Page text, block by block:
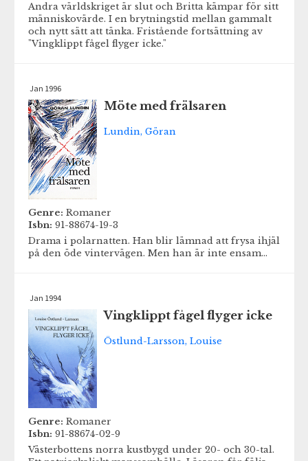
Andra världskriget är slut och Britta kämpar för sitt
människovärde. I en brytningstid mellan gammalt
och nytt sätt att tänka. Fristående fortsättning av
"Vingklippt fågel flyger icke."
Jan 1996
Möte med frälsaren
Lundin, Göran
Genre: Romaner
Isbn: 91-88674-19-3
Drama i polarnatten. Han blir lämnad att frysa ihjäl
på den öde vintervägen. Men han är inte ensam...
Jan 1994
Vingklippt fågel flyger icke
Östlund-Larsson, Louise
Genre: Romaner
Isbn: 91-88674-02-9
Västerbottens norra kustbygd under 20- och 30-tal.